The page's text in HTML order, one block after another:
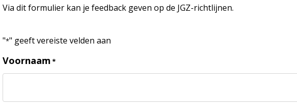
Via dit formulier kan je feedback geven op de JGZ-richtlijnen.
"*" geeft vereiste velden aan
Voornaam *